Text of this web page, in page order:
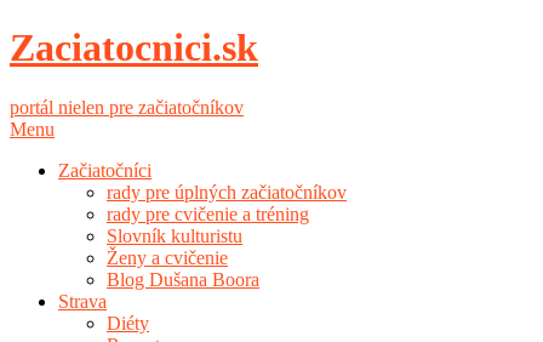
Zaciatocnici.sk
portál nielen pre začiatočníkov
Menu
Začiatočníci
rady pre úplných začiatočníkov
rady pre cvičenie a tréning
Slovník kulturistu
Ženy a cvičenie
Blog Dušana Boora
Strava
Diéty